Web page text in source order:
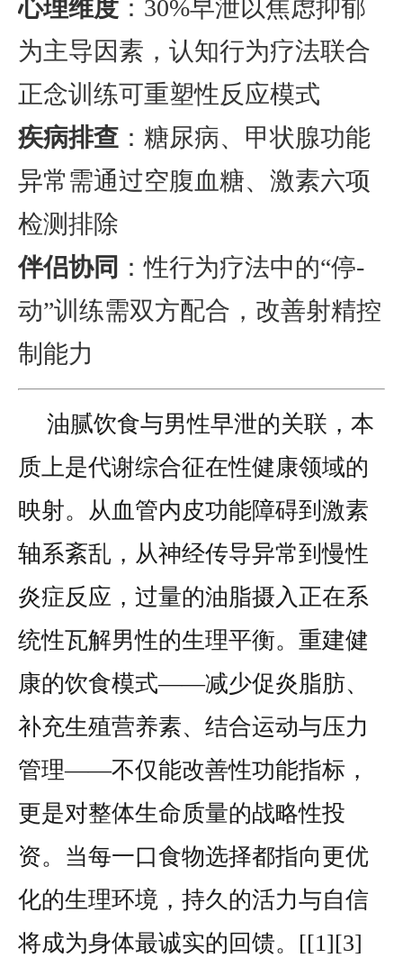
心理维度 ：30%早泄以焦虑抑郁
为主导因素，认知行为疗法联合
正念训练可重塑性反应模式
疾病排查 ：糖尿病、甲状腺功能
异常需通过空腹血糖、激素六项
检测排除
伴侣协同 ：性行为疗法中的“停-
动”训练需双方配合，改善射精控
制能力
油腻饮食与男性早泄的关联，本
质上是代谢综合征在性健康领域的
映射。从血管内皮功能障碍到激素
轴系紊乱，从神经传导异常到慢性
炎症反应，过量的油脂摄入正在系
统性瓦解男性的生理平衡。重建健
康的饮食模式——减少促炎脂肪、
补充生殖营养素、结合运动与压力
管理——不仅能改善性功能指标，
更是对整体生命质量的战略性投
资。当每一口食物选择都指向更优
化的生理环境，持久的活力与自信
将成为身体最诚实的回馈。[[1][3]